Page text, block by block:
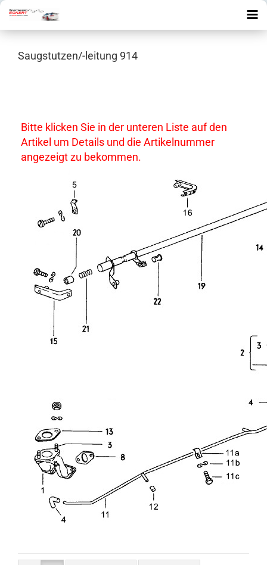
Saugstutzen/-leitung 914
Bitte klicken Sie in der unteren Liste auf den
Artikel um Details und die Artikelnummer
angezeigt zu bekommen.